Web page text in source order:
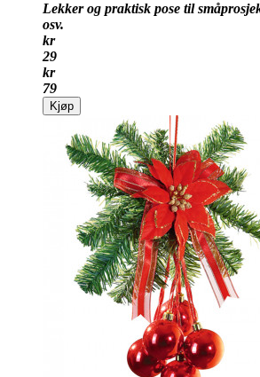
Lekker og praktisk pose til
osv.
kr
29
kr
79
Kjøp